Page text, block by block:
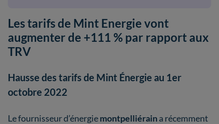
Les tarifs de Mint Energie vont
augmenter de +111 % par rapport aux
TRV
Hausse des tarifs de Mint Énergie au 1er
octobre 2022
Le fournisseur d’énergiemontpelliéraina récemment